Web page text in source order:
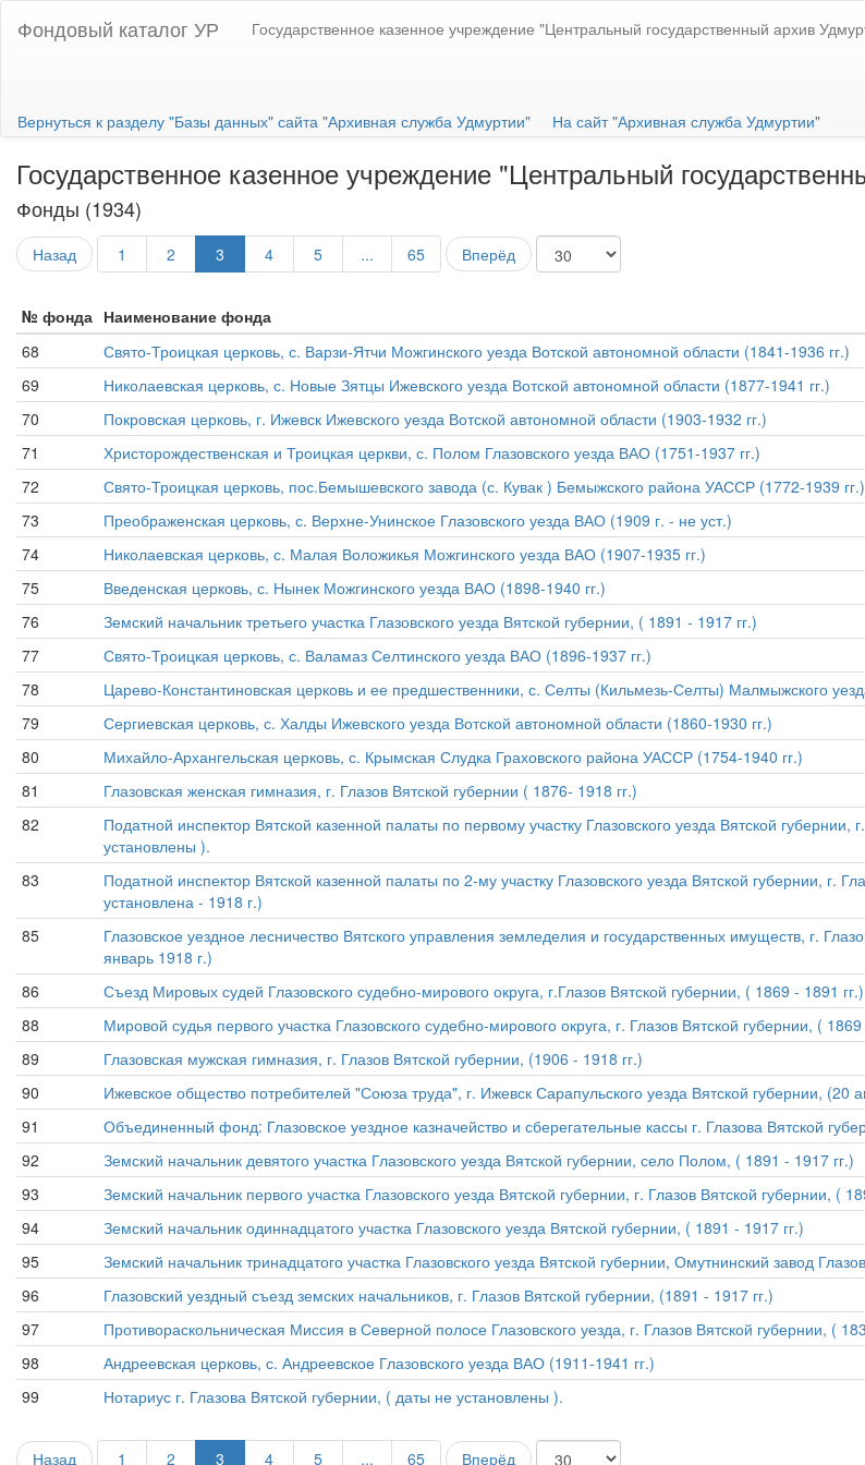
Фондовый каталог УР Государственное казенное учреждение "Центральный государственный архив
Вернуться к разделу "Базы данных" сайта "Архивная служба Удмуртии" На сайт "Архивная служба Удмуртии"
Государственное казенное учреждение "Центральный
Фонды (1934)
Назад 1 2 3 4 5 ... 65 Вперёд
№ фонда Наименование фонда
68
Свято-Троицкая церковь, с. Варзи-Ятчи Можгинского уезда Вотской автономной области (1841-1936 гг.)
69
Николаевская церковь, с. Новые Зятцы Ижевского уезда Вотской автономной области (1877-1941 гг.)
70
Покровская церковь, г. Ижевск Ижевского уезда Вотской автономной области (1903-1932 гг.)
71
Христорождественская и Троицкая церкви, с. Полом Глазовского уезда ВАО (1751-1937 гг.)
72
Свято-Троицкая церковь, пос.Бемышевского завода (с. Кувак ) Бемыжского района УАССР (1772-1939 гг.)
73
Преображенская церковь, с. Верхне-Унинское Глазовского уезда ВАО (1909 г. - не уст.)
74
Николаевская церковь, с. Малая Воложикья Можгинского уезда ВАО (1907-1935 гг.)
75
Введенская церковь, с. Нынек Можгинского уезда ВАО (1898-1940 гг.)
76
Земский начальник третьего участка Глазовского уезда Вятской губернии, ( 1891 - 1917 гг.)
77
Свято-Троицкая церковь, с. Валамаз Селтинского уезда ВАО (1896-1937 гг.)
78
Царево-Константиновская церковь и ее предшественники, с. Селты (Кильмезь-Селты) Малмыжского
79
Сергиевская церковь, с. Халды Ижевского уезда Вотской автономной области (1860-1930 гг.)
80
Михайло-Архангельская церковь, с. Крымская Слудка Граховского района УАССР (1754-1940 гг.)
81
Глазовская женская гимназия, г. Глазов Вятской губернии ( 1876- 1918 гг.)
82
Податной инспектор Вятской казенной палаты по первому участку Глазовского уезда Вятской губернии,
установлены ).
83
Податной инспектор Вятской казенной палаты по 2-му участку Глазовского уезда Вятской губернии, г.
установлена - 1918 г.)
85
Глазовское уездное лесничество Вятского управления земледелия и государственных имуществ, г.
январь 1918 г.)
86 Съезд Мировых судей Глазовского судебно-мирового округа, г.Глазов Вятской губернии, ( 1869 - 1891 гг.)
88
Мировой судья первого участка Глазовского судебно-мирового округа, г. Глазов Вятской губернии, ( 1869
89
Глазовская мужская гимназия, г. Глазов Вятской губернии, (1906 - 1918 гг.)
90
Ижевское общество потребителей "Союза труда", г. Ижевск Сарапульского уезда Вятской губернии, (20
91
Объединенный фонд: Глазовское уездное казначейство и сберегательные кассы г. Глазова Вятской
92
Земский начальник девятого участка Глазовского уезда Вятской губернии, село Полом, ( 1891 - 1917 гг.)
93
Земский начальник первого участка Глазовского уезда Вятской губернии, г. Глазов Вятской губернии, (
94
Земский начальник одиннадцатого участка Глазовского уезда Вятской губернии, ( 1891 - 1917 гг.)
95
Земский начальник тринадцатого участка Глазовского уезда Вятской губернии, Омутнинский завод
96
Глазовский уездный съезд земских начальников, г. Глазов Вятской губернии, (1891 - 1917 гг.)
97
Противораскольническая Миссия в Северной полосе Глазовского уезда, г. Глазов Вятской губернии, (
98
Андреевская церковь, с. Андреевское Глазовского уезда ВАО (1911-1941 гг.)
99
Нотариус г. Глазова Вятской губернии, ( даты не установлены ).
Назад 1 2 3 4 5 ... 65 Вперёд